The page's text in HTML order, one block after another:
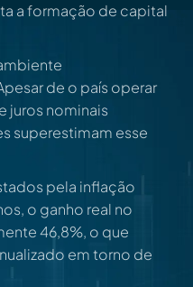
a formação de capital
de o país operar
juros nominais
superestimam esse
pela inflação
o ganho real no
46,8%, o que
em torno de